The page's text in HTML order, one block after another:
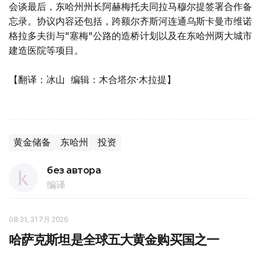
会谈最后，东哈州州长阿赫梅托夫同拉马穆尔提签署合作备
忘录。协议内容还包括，跨额尔齐斯河连通乌斯卡曼市维诺
格拉多夫街与"塞梅"公路的造桥计划以及在东哈州两大城市
建造医院等项目。
【翻译：冰山 编辑：木合塔尔·木拉提】
黄金储备 东哈州 投资
без автора
编译
08:31, 31 7月 2026
哈萨克斯坦是全球五大黄金购买国之一